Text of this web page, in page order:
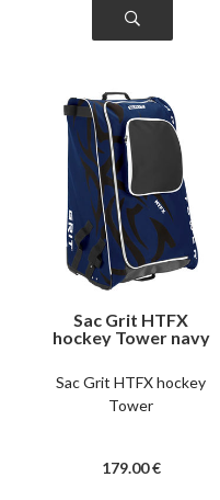
Sac Grit HTFX
hockey Tower navy
Sac Grit HTFX hockey
Tower
179.00 €